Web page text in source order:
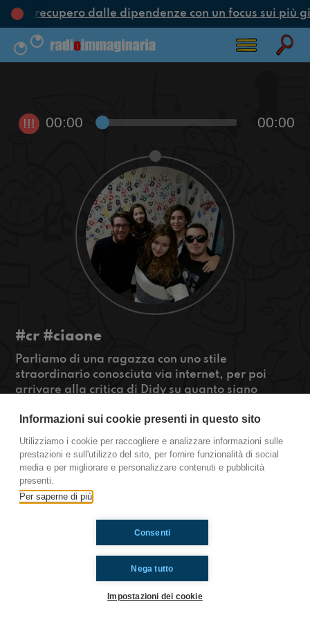
e recupero dalle dipendenze con un focus sui più
!!! 00:00 00:00
#cr #ciaone
Parliamo di una ragazza con uno stile
straordinario conosciuta via internet, per poi
arrivare alla critica di Didy su quanto siano
pericoli del web.
Ale parla di Film e infine una lista dei matrimoni
più strani...! #OkkinSu
Cremona.
Ti è piaciuto? Condividilo!
Informazioni sui cookie presenti in questo sito
Utilizziamo i cookie per raccogliere e analizzare informazioni sulle
prestazioni e sull'utilizzo del sito, per fornire funzionalità di social
media e per migliorare e personalizzare contenuti e pubblicità
presenti.
Per saperne di più
Nega tutto
Consenti
Impostazioni dei cookie